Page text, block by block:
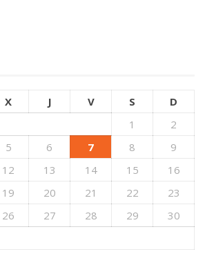
X J V S
D
1
2
5 6 7 8
9
12 13 14 15
16
19 20 21 22
23
26 27 28 29
30